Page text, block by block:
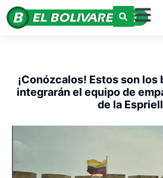
¡Conózcalos! Estos son
integrarán el equipo de
de la